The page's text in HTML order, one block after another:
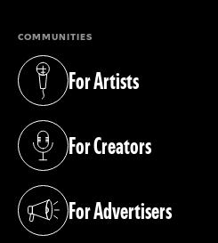
COMMUNITIES
For Artists
(opens in a new tab)
For Creators
(opens in a new tab)
For Advertisers
(opens in a new tab)